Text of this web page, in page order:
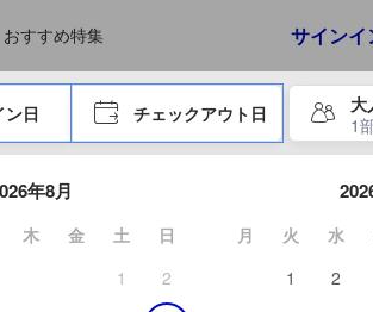
おすすめ特集 サインイ
ーを押して内容を確定して、検索します。
日 チェックアウト日
大
1
て日付選択画面の操作を開始します。方向キ
年8月
木 金 土
日
1
2
月 火 水
1
2
ます。実際の経験に基づいた内容であるた